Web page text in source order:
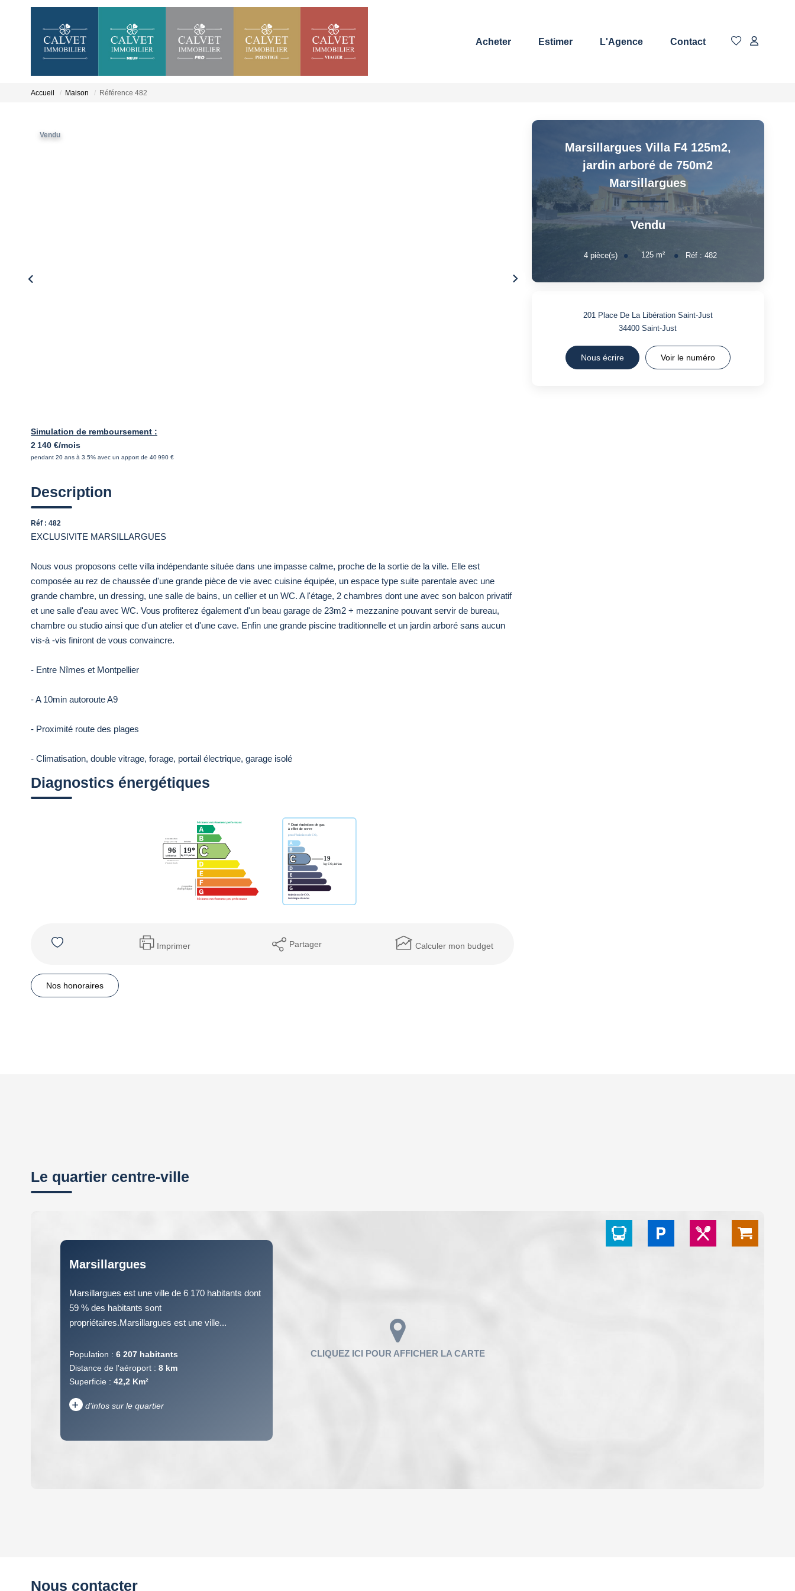
Acheter Estimer L'Agence Contact
Accueil Maison Référence 482
Vendu
Simulation de remboursement :
2 140 €/mois
pendant 20 ans à 3.5% avec un apport de 40 990 €
Description
Réf : 482
EXCLUSIVITE MARSILLARGUES
Nous vous proposons cette villa indépendante située dans une impasse calme, proche de la sortie de la ville. Elle est
composée au rez de chaussée d'une grande pièce de vie avec cuisine équipée, un espace type suite parentale avec une
grande chambre, un dressing, une salle de bains, un cellier et un WC. A l'étage, 2 chambres dont une avec son balcon privatif
et une salle d'eau avec WC. Vous profiterez également d'un beau garage de 23m2 + mezzanine pouvant servir de bureau,
chambre ou studio ainsi que d'un atelier et d'une cave. Enfin une grande piscine traditionnelle et un jardin arboré sans aucun
vis-à -vis finiront de vous convaincre.
- Entre Nîmes et Montpellier
- A 10min autoroute A9
- Proximité route des plages
- Climatisation, double vitrage, forage, portail électrique, garage isolé
Diagnostics énergétiques
Imprimer Partager Calculer mon budget
Nos honoraires
Marsillargues Villa F4 125m2,
jardin arboré de 750m2
Marsillargues
Vendu
4 pièce(s) 125 m² Réf : 482
201 Place De La Libération Saint-Just
34400Saint-Just
Nous écrire Voir le numéro
Le quartier centre-ville
Marsillargues
Marsillargues est une ville de 6 170 habitants dont
59 % des habitants sont
propriétaires.Marsillargues est une ville...
Population : 6 207 habitants
Distance de l'aéroport : 8 km
Superficie : 42,2 Km²
+ d'infos sur le quartier
Nous contacter